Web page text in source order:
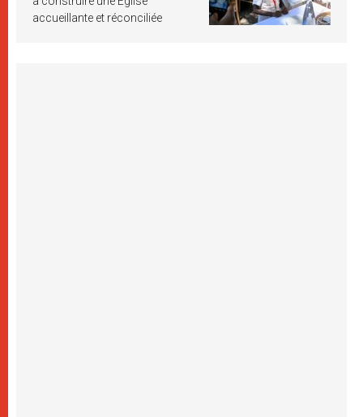
accueillante et réconciliée